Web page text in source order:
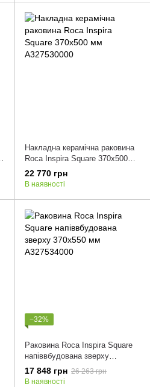
Накладна керамічна раковина
Roca Inspira Square 370x500
мм A327530000
22 770 грн
В наявності
−32%
Раковина Roca Inspira Square
напіввбудована зверху
370x550 мм A327534000
17 848 грн 26 263 грн
В наявності